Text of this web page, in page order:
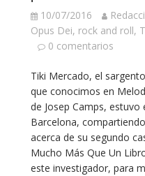
10/07/2016
Opus Dei, rock and roll,
0 comentarios
Tiki Mercado, el
que conocimos en
de Josep Camps,
Barcelona,
acerca de su segundo
Mucho Más Que Un
este investigador, para